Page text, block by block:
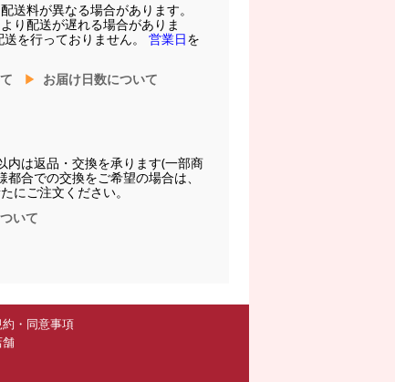
送料が異なる場合があります。
り配送が遅れる場合がありま
を行っておりません。 営業日を
お届け日数について
内は返品・交換を承ります(一部商
都合での交換をご希望の場合は、
にご注文ください。
いて
約・同意事項
舗